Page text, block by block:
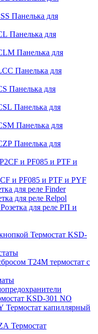
Панелька для
Панелька для
Панелька для
Панелька для
Панелька для
Панелька для
Панелька для
Панелька для
и PF085 и PTF и PYF
для реле Finder
для реле Relpol
Розетка для реле РП и
Термостат KSD-
T24M термостат с
KSD-301 NO
Термостат капиллярный
Термостат